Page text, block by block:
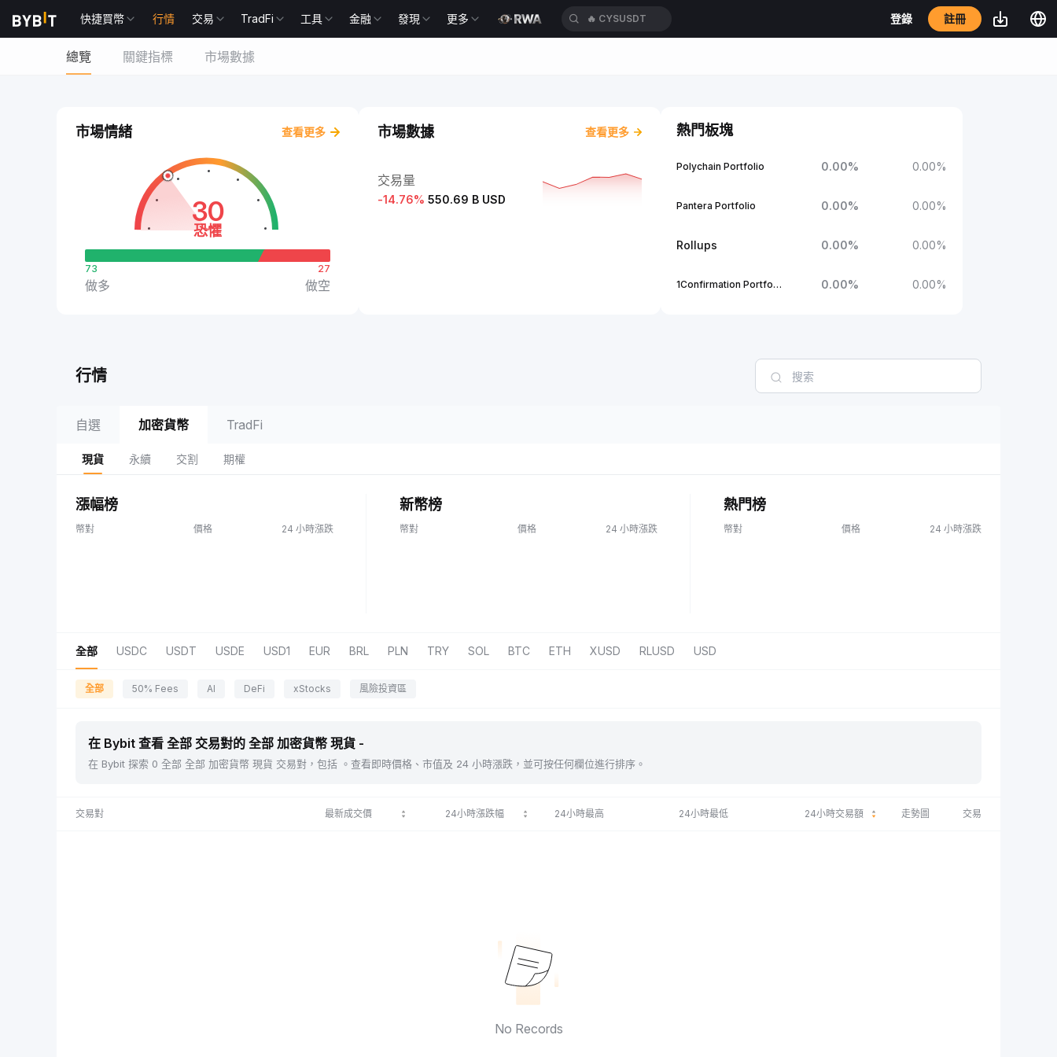
快捷買幣 行情 交易 TradFi 工具 金融 發現 更多 🔥 CYSUSDT 登錄 註冊
總覽 關鍵指標 市場數據
市場情緒 查看更多
30
恐懼
73
做多
27
做空
市場數據 查看更多
交易量
-14.76% 550.69 B USD
熱門板塊
Polychain Portfolio 0.00% 0.00%
Pantera Portfolio 0.00% 0.00%
Rollups 0.00% 0.00%
1Confirmation Portfolio 0.00% 0.00%
行情
自選 加密貨幣 TradFi
現貨 永續 交割 期權
漲幅榜
幣對 價格 24 小時漲跌
新幣榜
幣對 價格 24 小時漲跌
熱門榜
幣對 價格 24 小時漲跌
全部 USDC USDT USDE USD1 EUR BRL PLN TRY SOL BTC ETH XUSD RLUSD USD
全部 50% Fees AI DeFi xStocks 風險投資區
在 Bybit 查看 全部 交易對的 全部 加密貨幣 現貨 -
在 Bybit 探索 0 全部 全部 加密貨幣 現貨 交易對，包括 。查看即時價格、市值及 24 小時漲跌，並可按任何欄位進行排序。
交易對 最新成交價 24小時漲跌幅 24小時最高 24小時最低 24小時交易額 走勢圖 交易
No Records